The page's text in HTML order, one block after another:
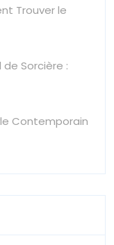
Trouver le
Sorcière :
Contemporain